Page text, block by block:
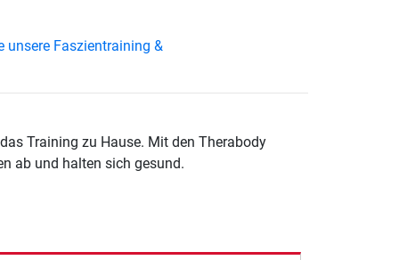
unsere Faszientraining &
ab und halten sich gesund.